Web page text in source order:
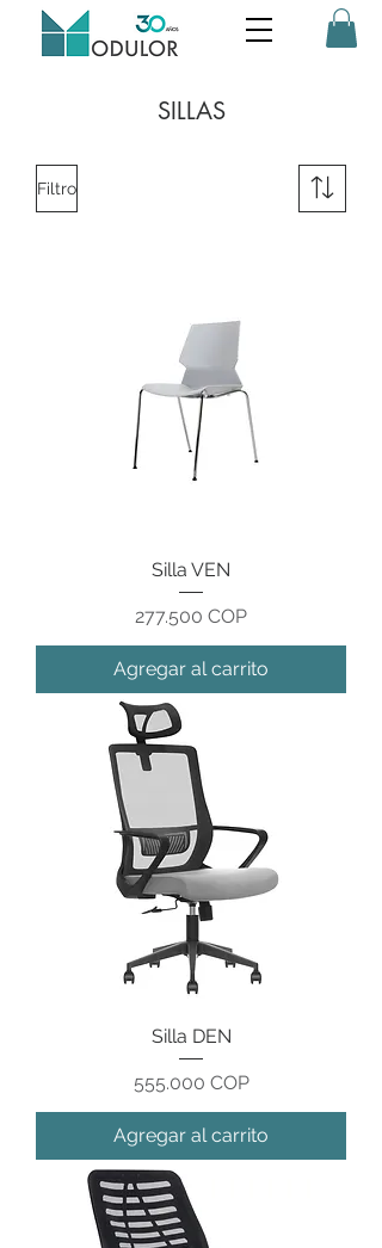
SILLAS
Filtro
Silla VEN
Precio
277.500 COP
Agregar al carrito
Silla DEN
Precio
555.000 COP
Agregar al carrito